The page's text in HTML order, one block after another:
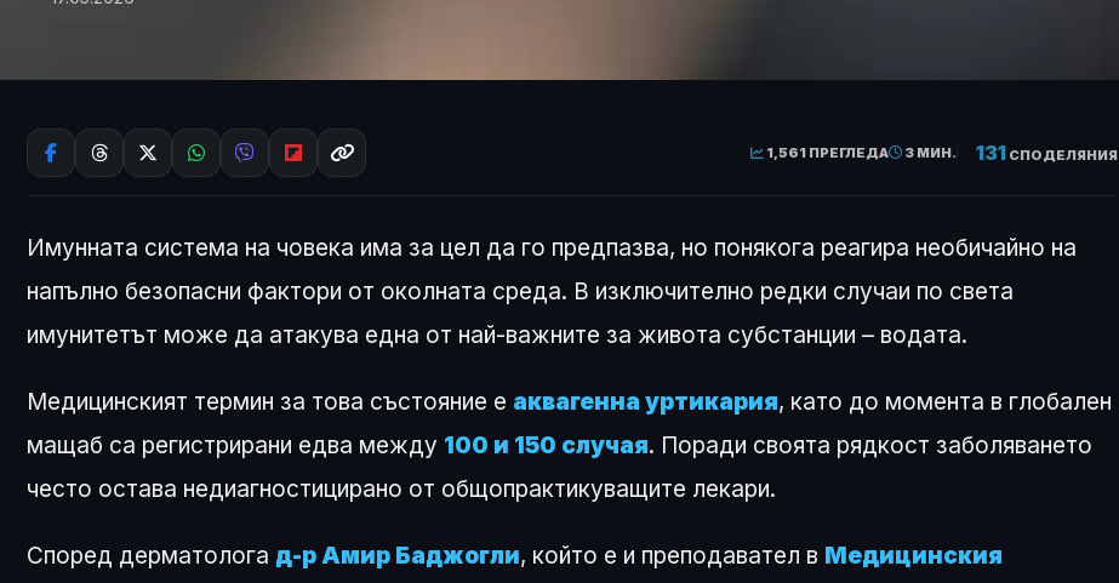
1,561 ПРЕГЛЕДА 3 МИН. 131 СПОДЕЛЯНИЯ
Имунната система на човека има за цел да го предпазва, но понякога реагира необичайно на
напълно безопасни фактори от околната среда. В изключително редки случаи по света
имунитетът може да атакува една от най-важните за живота субстанции – водата.
Медицинският термин за това състояние е аквагенна уртикария, като до момента в глобален
мащаб са регистрирани едва между 100 и 150 случая. Поради своята рядкост заболяването
често остава недиагностицирано от общопрактикуващите лекари.
Според дерматолога д-р Амир Баджогли, който е и преподавател в Медицинския